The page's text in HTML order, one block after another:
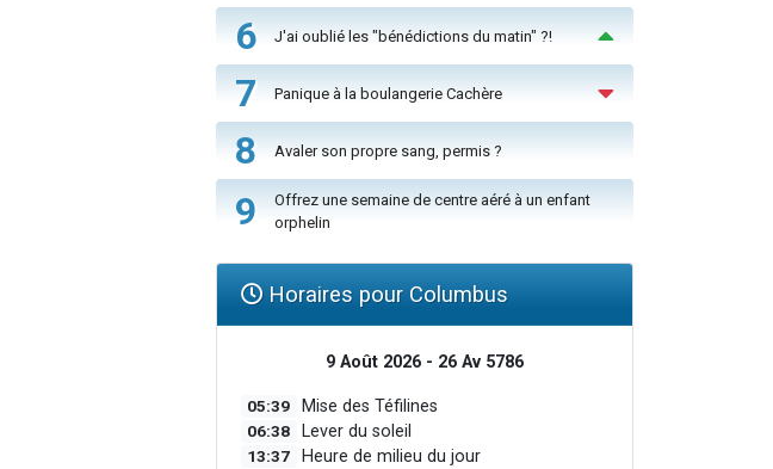
6 J'ai oublié les "bénédictions du matin" ?!
7 Panique à la boulangerie Cachère
8 Avaler son propre sang, permis ?
9
Offrez une semaine de centre aéré à un enfant
orphelin
Horaires pour Columbus
9 Août 2026 - 26 Av 5786
05:39 Mise des Téfilines
06:38 Lever du soleil
13:37 Heure de milieu du jour